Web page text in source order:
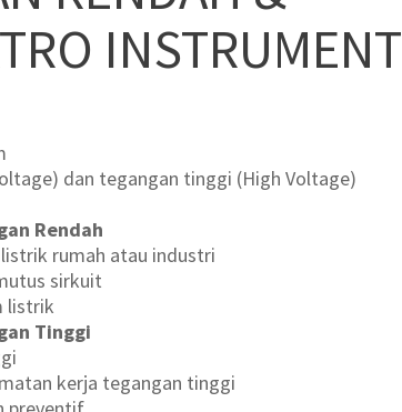
INSTRUMENT
dan tegangan tinggi (High Voltage)
Rendah
rumah atau industri
sirkuit
listrik
Tinggi
kerja tegangan tinggi